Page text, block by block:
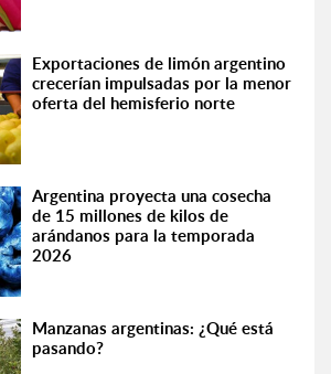
Exportaciones de limón argentino
crecerían impulsadas por la menor
oferta del hemisferio norte
Argentina proyecta una cosecha
de 15 millones de kilos de
arándanos para la temporada
2026
Manzanas argentinas: ¿Qué está
pasando?